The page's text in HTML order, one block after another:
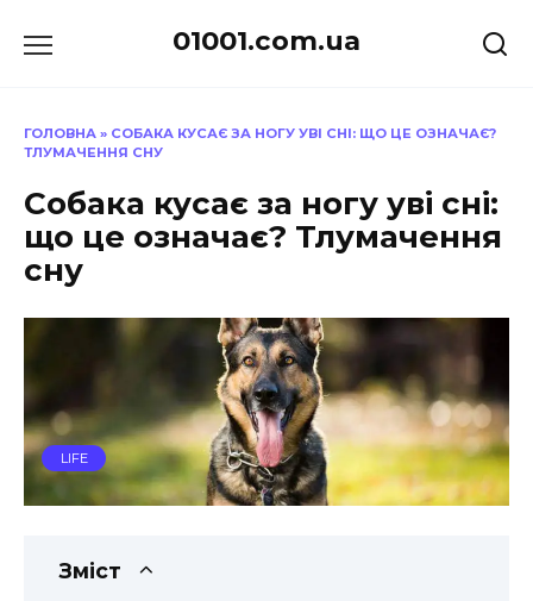
до
01001.com.ua
ГОЛОВНА » СОБАКА КУСАЄ ЗА НОГУ УВІ СНІ: ЩО ЦЕ ОЗНАЧАЄ?
ТЛУМАЧЕННЯ СНУ
Собака кусає за ногу уві сні:
що це означає? Тлумачення
сну
LIFE
Зміст